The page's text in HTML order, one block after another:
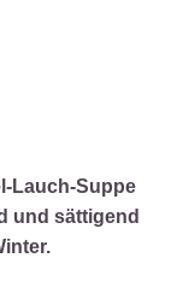
Lauch-Suppe
und sättigend